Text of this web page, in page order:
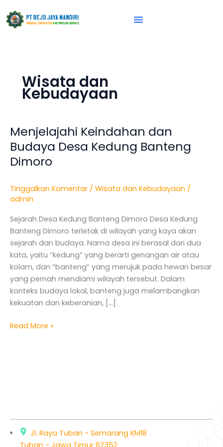
ke
konten
Wisata dan
Kebudayaan
Menjelajahi Keindahan dan
Budaya Desa Kedung Banteng
Dimoro
Tinggalkan Komentar / Wisata dan Kebudayaan /
admin
Sejarah Desa Kedung Banteng Dimoro Desa Kedung
Banteng Dimoro terletak di wilayah yang kaya akan
sejarah dan budaya. Nama desa ini berasal dari dua
kata, yaitu “kedung” yang berarti genangan air atau
kolam, dan “banteng” yang merujuk pada hewan besar
yang pernah mendiami wilayah tersebut. Dalam
konteks budaya lokal, banteng juga melambangkan
kekuatan dan keberanian, […]
Menjelajahi
Keindahan
dan
Budaya
Kedung
Banteng
Read More »
Jl. Raya Tuban - Semarang KM18
Tuban - Jawa Timur 62352